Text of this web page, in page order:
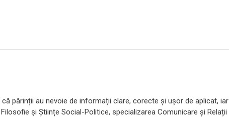
părinții au nevoie de informații clare, corecte și ușor de aplicat, iar
și Științe Social-Politice, specializarea Comunicare și Relații